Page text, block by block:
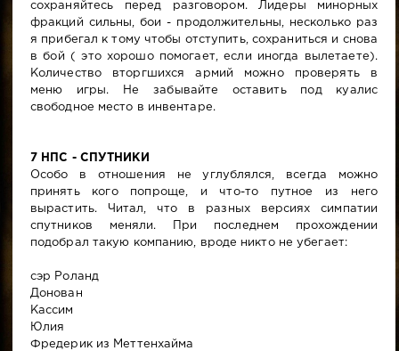
сохраняйтесь перед разговором. Лидеры минорных
фракций сильны, бои - продолжительны, несколько раз
я прибегал к тому чтобы отступить, сохраниться и снова
в бой ( это хорошо помогает, если иногда вылетаете).
Количество вторгшихся армий можно проверять в
меню игры. Не забывайте оставить под куалис
свободное место в инвентаре.
7 НПС - СПУТНИКИ
Особо в отношения не углублялся, всегда можно
принять кого попроще, и что-то путное из него
вырастить. Читал, что в разных версиях симпатии
спутников меняли. При последнем прохождении
подобрал такую компанию, вроде никто не убегает:
сэр Роланд
Донован
Кассим
Юлия
Фредерик из Меттенхайма